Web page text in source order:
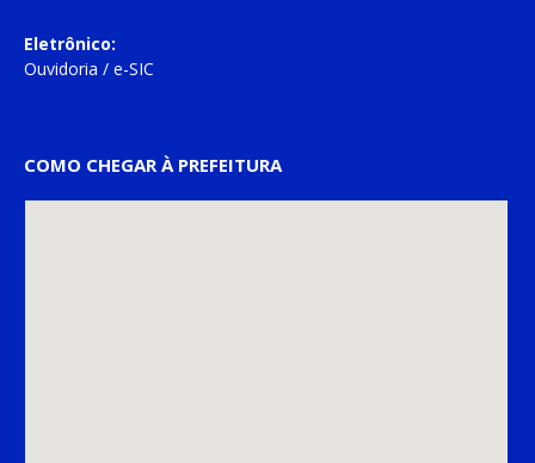
Eletrônico:
Ouvidoria / e-SIC
COMO CHEGAR À PREFEITURA